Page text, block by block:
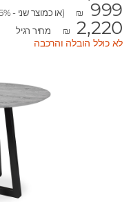
₪ 999 (או כמוצר שני - 55% הנחה)
₪ 2,220 מחיר רגיל
לא כולל הובלה והרכבה